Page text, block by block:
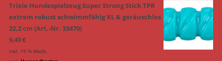
Trixie Hundespielzeug Super Strong Stick TPR
extrem robust schwimmfähig XL & geräuschlos
22,2 cm (Art.-Nr. 33470)
9,49€
inkl. 19 % MwSt.